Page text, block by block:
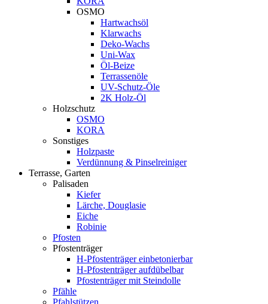
OSMO
Hartwachsöl
Klarwachs
Deko-Wachs
Uni-Wax
Öl-Beize
Terrassenöle
UV-Schutz-Öle
2K Holz-Öl
Holzschutz
OSMO
KORA
Sonstiges
Holzpaste
Verdünnung & Pinselreiniger
Terrasse, Garten
Palisaden
Kiefer
Lärche, Douglasie
Eiche
Robinie
Pfosten
Pfostenträger
H-Pfostenträger einbetonierbar
H-Pfostenträger aufdübelbar
Pfostenträger mit Steindolle
Pfähle
Pfahlstützen